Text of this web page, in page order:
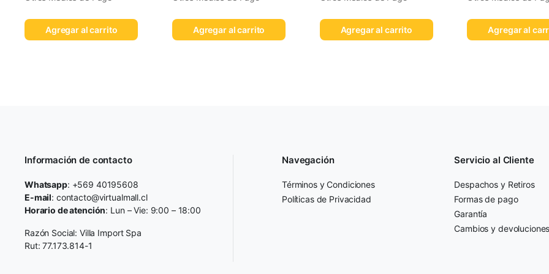
Agregar al carrito Agregar al carrito Agregar al carrito Agregar al
Información de contacto
Whatsapp: +569 40195608
E-mail: contacto@virtualmall.cl
Horario de atención: Lun – Vie: 9:00 – 18:00
Razón Social: Villa Import Spa
Rut: 77.173.814-1
Navegación
Términos y Condiciones
Políticas de Privacidad
Servicio al Cliente
Despachos y Retiros
Formas de pago
Garantía
Cambios y devoluciones